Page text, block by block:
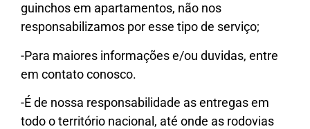
guinchos em apartamentos, não nos
responsabilizamos por esse tipo de serviço;
-Para maiores informações e/ou duvidas, entre
em contato conosco.
-É de nossa responsabilidade as entregas em
todo o território nacional, até onde as rodovias